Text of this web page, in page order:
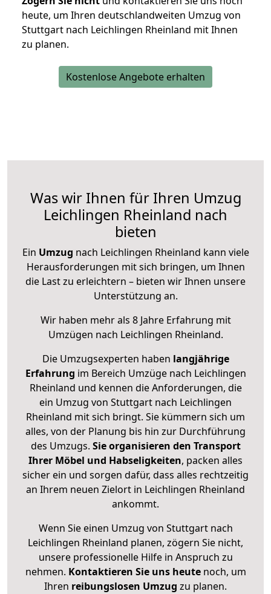
heute, um Ihren deutschlandweiten Umzug von
Stuttgart nach Leichlingen Rheinland mit Ihnen
zu planen.
Kostenlose Angebote erhalten
Was wir Ihnen für Ihren Umzug
Leichlingen Rheinland nach
bieten
Ein Umzug nach Leichlingen Rheinland kann viele
Herausforderungen mit sich bringen, um Ihnen
die Last zu erleichtern – bieten wir Ihnen unsere
Unterstützung an.
Wir haben mehr als 8 Jahre Erfahrung mit
Umzügen nach Leichlingen Rheinland.
Die Umzugsexperten haben langjährige
Erfahrung im Bereich Umzüge nach Leichlingen
Rheinland und kennen die Anforderungen, die
ein Umzug von Stuttgart nach Leichlingen
Rheinland mit sich bringt. Sie kümmern sich um
alles, von der Planung bis hin zur Durchführung
des Umzugs. Sie organisieren den Transport
Ihrer Möbel und Habseligkeiten, packen alles
sicher ein und sorgen dafür, dass alles rechtzeitig
an Ihrem neuen Zielort in Leichlingen Rheinland
ankommt.
Wenn Sie einen Umzug von Stuttgart nach
Leichlingen Rheinland planen, zögern Sie nicht,
unsere professionelle Hilfe in Anspruch zu
nehmen. Kontaktieren Sie uns heutenoch, um
Ihren reibungslosen Umzug zu planen.